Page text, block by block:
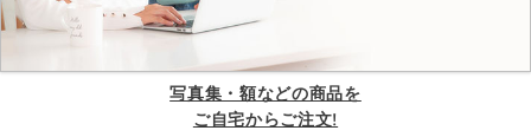
写真集・額などの商品を
ご自宅からご注文!